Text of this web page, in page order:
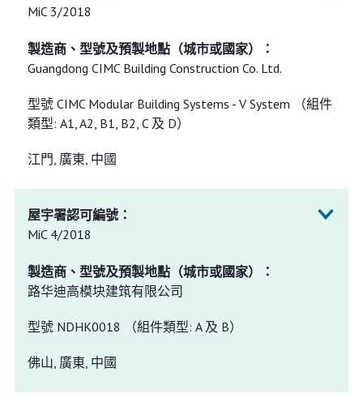
MiC 3/2018
Guangdong CIMC Building Construction Co. Ltd.
型號 CIMC Modular Building Systems - V System （組件
類型: A1, A2, B1, B2, C 及 D）
江門, 廣東, 中國
MiC 4/2018
路华迪高模块建筑有限公司
型號 NDHK0018 （組件類型: A 及 B）
佛山, 廣東, 中國